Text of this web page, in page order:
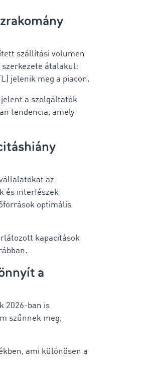
szállítási volumen
átalakul:
jelenik meg a piacon.
jelent a szolgáltatók
tendencia, amely
az
és interfészek
optimális
kapacitások
a
2026-ban is
szűnnek meg,
ami különösen a